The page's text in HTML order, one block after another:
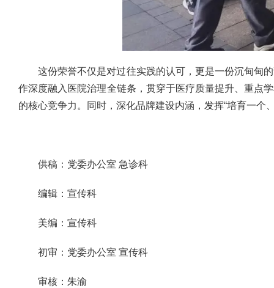
这份荣誉不仅是对过往实践的认可，更是一份沉甸甸
作深度融入医院治理全链条，贯穿于医疗质量提升、重点
的核心竞争力。同时，深化品牌建设内涵，发挥“培育一
供稿：党委办公室 急诊科
编辑：宣传科
美编：宣传科
初审：党委办公室 宣传科
审核：朱渝